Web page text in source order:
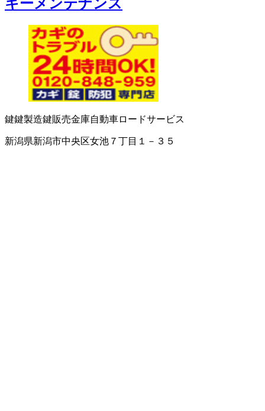
キーメンテナンス
鍵鍵製造鍵販売金庫自動車ロードサービス
新潟県新潟市中央区女池７丁目１－３５